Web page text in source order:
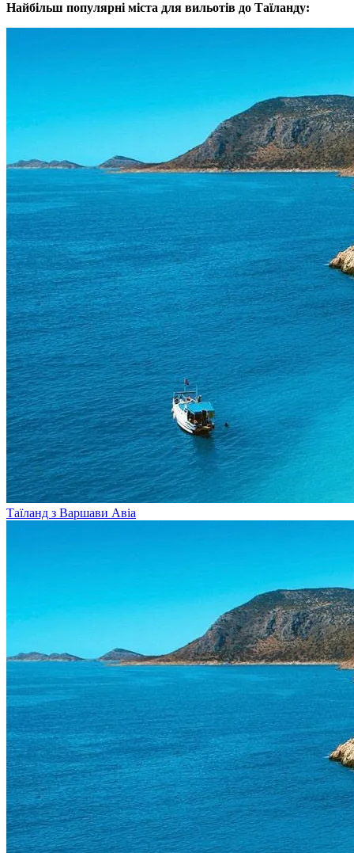
Найбільш популярні міста для вильотів до Таїланду:
Таїланд з Варшави Авіа